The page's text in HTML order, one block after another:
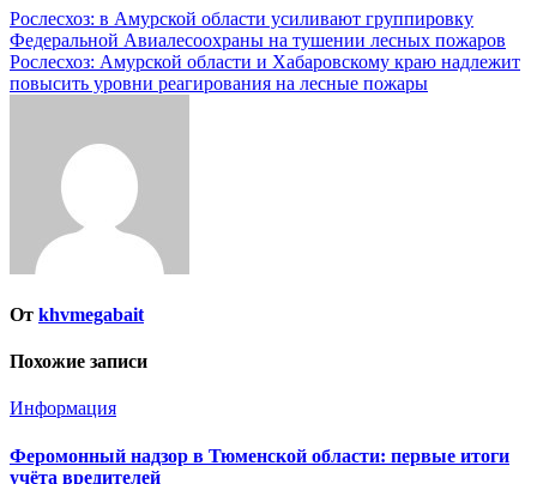
Рослесхоз: в Амурской области усиливают группировку
Федеральной Авиалесоохраны на тушении лесных пожаров
Рослесхоз: Амурской области и Хабаровскому краю надлежит
повысить уровни реагирования на лесные пожары
От khvmegabait
Похожие записи
Информация
Феромонный надзор в Тюменской области: первые итоги
учёта вредителей